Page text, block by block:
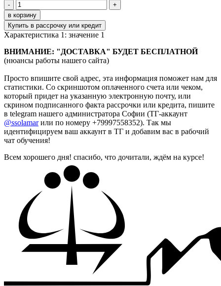
-
+
в корзину
Купить в рассрочку или кредит
Характеристика 1: значение 1
ВНИМАНИЕ: "ДОСТАВКА" БУДЕТ БЕСПЛАТНОЙ
(нюансы работы нашего сайта)
Просто впишите свой адрес, эта информация поможет нам для
статистики. Со скриншотом оплаченного счета или чеком,
который придет на указанную электронную почту, или
скрином подписанного факта рассрочки или кредита, пишите
в telegram нашего администратора Софии (ТГ-аккаунт
@ssolamarили по номеру +79997558352). Так мы
идентифицируем ваш аккаунт в ТГ и добавим вас в рабочий
чат обучения!
Всем хорошего дня! спасибо, что дочитали, ждём на курсе!